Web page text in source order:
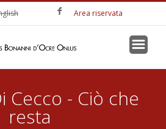
Area riservata
Cecco - Ciò che
resta